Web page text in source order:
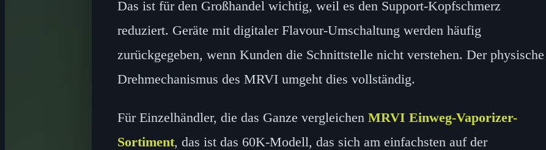
Das ist für den Großhandel wichtig, weil es den Support-Kopfschmerz
reduziert. Geräte mit digitaler Flavour-Umschaltung werden häufig
zurückgegeben, wenn Kunden die Schnittstelle nicht verstehen. Der physische
Drehmechanismus des MRVI umgeht dies vollständig.
Für Einzelhändler, die das Ganze vergleichen MRVI Einweg-Vaporizer-
Sortiment, das ist das 60K-Modell, das sich am einfachsten auf der